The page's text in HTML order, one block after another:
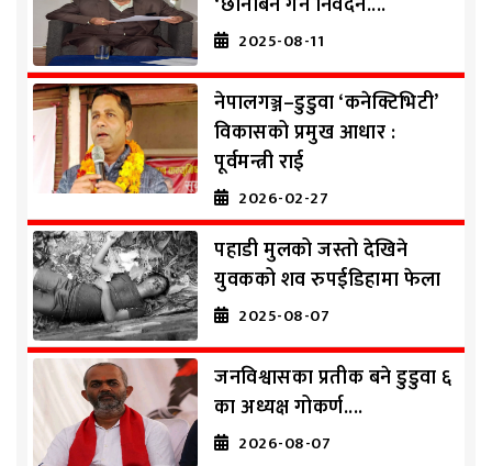
2025-08-11
नेपालगञ्ज–डुडुवा ‘कनेक्टिभिटी’
विकासको प्रमुख आधार :
पूर्वमन्त्री राई
2026-02-27
पहाडी मुलको जस्तो देखिने
युवकको शव रुपईडिहामा फेला
2025-08-07
जनविश्वासका प्रतीक बने डुडुवा ६
का अध्यक्ष गोकर्ण....
2026-08-07